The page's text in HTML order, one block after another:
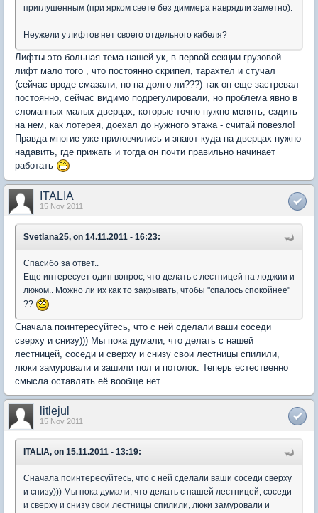
приглушенным (при ярком свете без диммера наврядли заметно).
Неужели у лифтов нет своего отдельного кабеля?
Лифты это больная тема нашей ук, в первой секции грузовой
лифт мало того , что постоянно скрипел, тарахтел и стучал
(сейчас вроде смазали, но на долго ли???) так он еще застревал
постоянно, сейчас видимо подрегулировали, но проблема явно в
сломанных малых дверцах, которые точно нужно менять, ездить
на нем, как лотерея, доехал до нужного этажа - считай повезло!
Правда многие уже приловчились и знают куда на дверцах нужно
надавить, где прижать и тогда он почти правильно начинает
работать
ITALIA
15 Nov 2011
Svetlana25, on 14.11.2011 - 16:23:
Спасибо за ответ..
Еще интересует один вопрос, что делать с лестницей на лоджии и
люком.. Можно ли их как то закрывать, чтобы "спалось спокойнее"
??
Сначала поинтересуйтесь, что с ней сделали ваши соседи
сверху и снизу))) Мы пока думали, что делать с нашей
лестницей, соседи и сверху и снизу свои лестницы спилили,
люки замуровали и зашили пол и потолок. Теперь естественно
смысла оставлять её вообще нет.
litlejul
15 Nov 2011
ITALIA, on 15.11.2011 - 13:19:
Сначала поинтересуйтесь, что с ней сделали ваши соседи сверху
и снизу))) Мы пока думали, что делать с нашей лестницей, соседи
и сверху и снизу свои лестницы спилили, люки замуровали и